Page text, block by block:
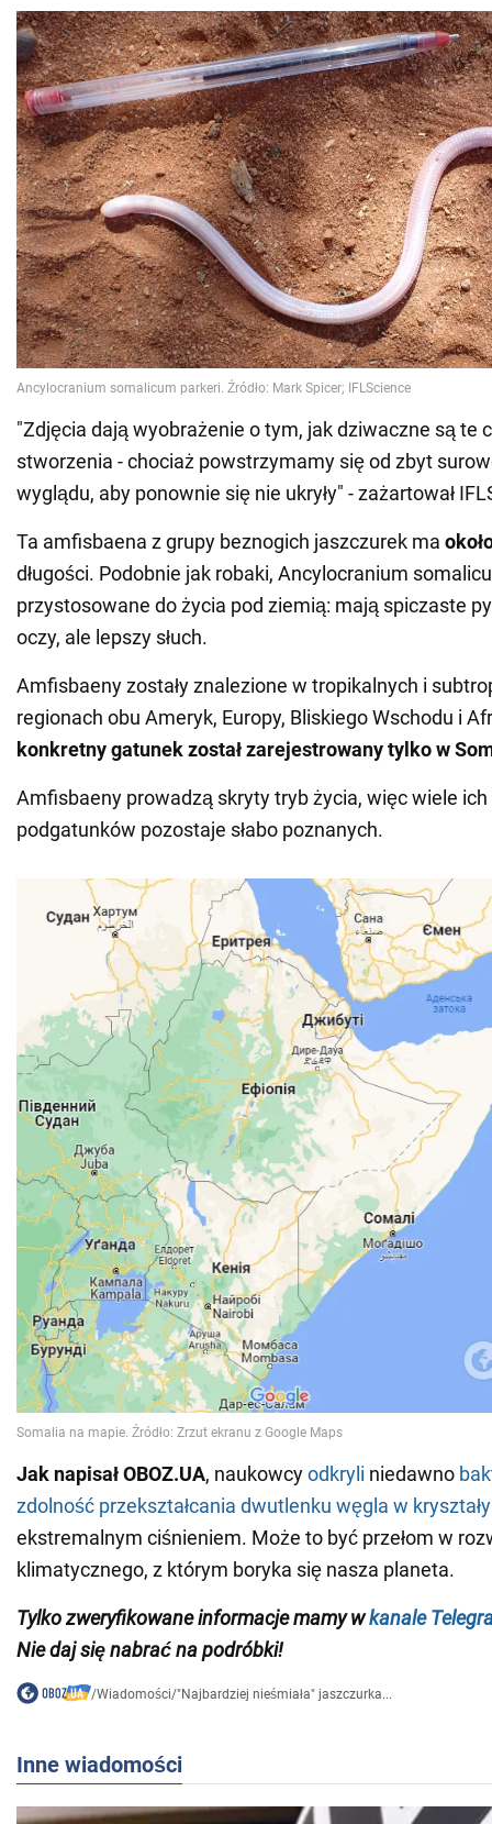
"Zdjęcia dają wyobrażenie o tym, jak dziwaczne są te
stworzenia - chociaż powstrzymamy się od zbyt
wyglądu, aby ponownie się nie ukryły" - zażartował
Ta amfisbaena z grupy beznogich jaszczurek ma
długości. Podobnie jak robaki, Ancylocranium
przystosowane do życia pod ziemią: mają spiczaste
oczy, ale lepszy słuch.
Amfisbaeny zostały znalezione w tropikalnych i
regionach obu Ameryk, Europy, Bliskiego Wschodu i
konkretny gatunek został zarejestrowany tylko w
Amfisbaeny prowadzą skryty tryb życia, więc wiele
podgatunków pozostaje słabo poznanych.
Jak napisał OBOZ.UA, naukowcyodkryli niedawno
zdolność przekształcania dwutlenku węgla w kryształy
ekstremalnym ciśnieniem. Może to być przełom w
klimatycznego, z którym boryka się nasza planeta.
Tylko zweryfikowane informacje mamy wkanale
Nie daj się nabrać na podróbki!
/Wiadomości/"Najbardziej nieśmiała" jaszczurka...
Inne wiadomości